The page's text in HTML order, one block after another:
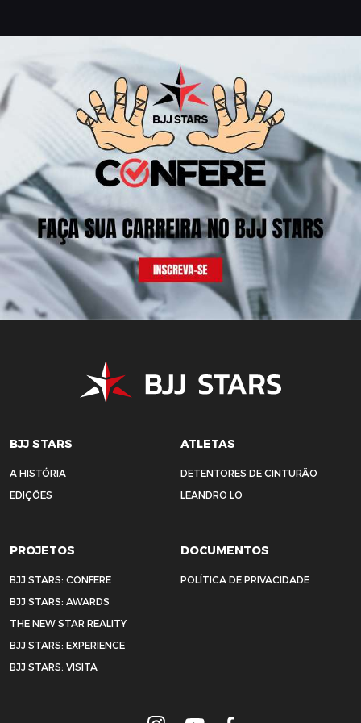
BJJ STARS
A HISTÓRIA
EDIÇÕES
ATLETAS
DETENTORES DE CINTURÃO
LEANDRO LO
PROJETOS
BJJ STARS: CONFERE
BJJ STARS: AWARDS
THE NEW STAR REALITY
BJJ STARS: EXPERIENCE
BJJ STARS: VISITA
DOCUMENTOS
POLÍTICA DE PRIVACIDADE